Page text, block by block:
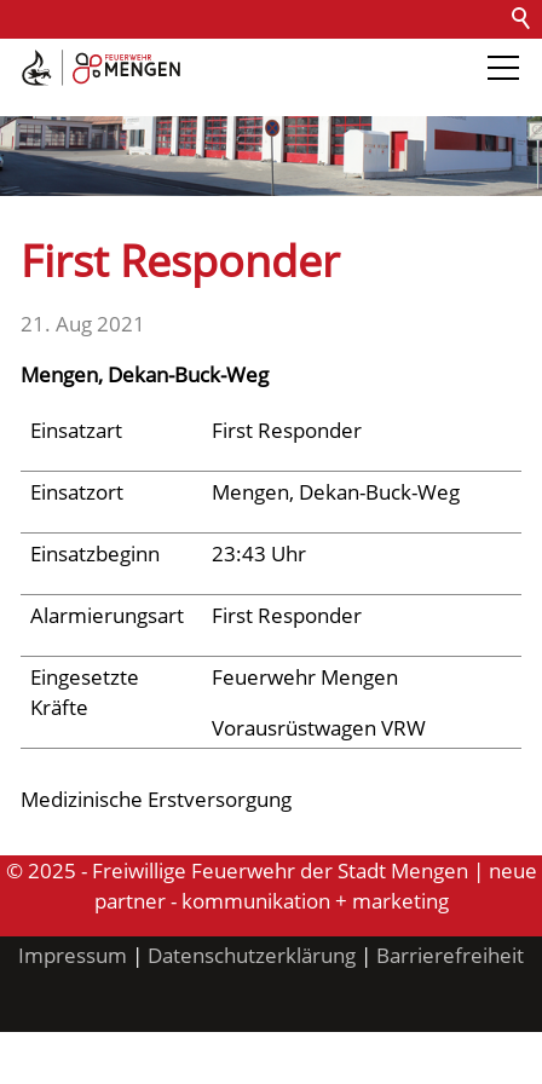
Kontakt Impressum
Barrierefreiheit
Die Feuerwehr
Fachdienste
Fahrzeuge
Einsätze
Aktuelles
Links
First Responder
21. Aug 2021
Mengen, Dekan-Buck-Weg
Einsatzart
First Responder
Einsatzort Mengen, Dekan-Buck-Weg
Einsatzbeginn 23:43 Uhr
Alarmierungsart First Responder
Eingesetzte
Kräfte
Feuerwehr Mengen
Vorausrüstwagen VRW
Medizinische Erstversorgung
© 2025 - Freiwillige Feuerwehr der Stadt Mengen | neue
partner - kommunikation + marketing
Impressum | Datenschutzerklärung | Barrierefreiheit